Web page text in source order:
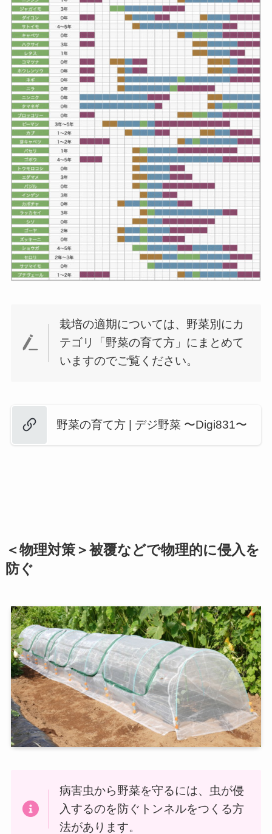
栽培の適期については、野菜別にカ
テゴリ「野菜の育て方」にまとめて
いますのでご覧ください。
野菜の育て方 | デジ野菜 〜Digi831〜
＜物理対策＞被覆などで物理的に侵入を
防ぐ
病害虫から野菜を守るには、虫が侵
入するのを防ぐトンネルをつくる方
法があります。